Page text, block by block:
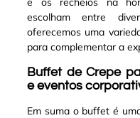
escolham entre
oferecemos uma
para complementar a
Buffet de Crepe
e eventos
Em suma o buffet é